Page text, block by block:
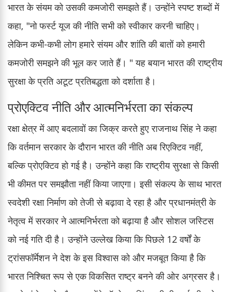
भारत के संयम को उसकी कमजोरी समझते हैं। उन्होंने स्पष्ट शब्दों में
कहा, "नो फर्स्ट यूज की नीति सभी को स्वीकार करनी चाहिए।
लेकिन कभी-कभी लोग हमारे संयम और शांति की बातों को हमारी
कमजोरी समझने की भूल कर जाते हैं। " यह बयान भारत की राष्ट्रीय
सुरक्षा के प्रति अटूट प्रतिबद्धता को दर्शाता है।
प्रोएक्टिव नीति और आत्मनिर्भरता का संकल्प
रक्षा क्षेत्र में आए बदलावों का जिक्र करते हुए राजनाथ सिंह ने कहा
कि वर्तमान सरकार के दौरान भारत की नीति अब रिएक्टिव नहीं,
बल्कि प्रोएक्टिव हो गई है। उन्होंने कहा कि राष्ट्रीय सुरक्षा से किसी
भी कीमत पर समझौता नहीं किया जाएगा। इसी संकल्प के साथ भारत
स्वदेशी रक्षा निर्माण को तेजी से बढ़ावा दे रहा है और प्रधानमंत्री के
नेतृत्व में सरकार ने आत्मनिर्भरता को बढ़ाया है और सोशल जस्टिस
को नई गति दी है। उन्होंने उल्लेख किया कि पिछले 12 वर्षों के
ट्रांसफॉर्मेशन ने देश के इस विश्वास को और मजबूत किया है कि
भारत निश्चित रूप से एक विकसित राष्ट्र बनने की ओर अग्रसर है।